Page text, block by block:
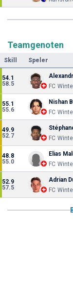
Teamgenoten
Skill Speler
54.1
58.5
FC
55.1
55.6
Nishan
FC
49.9
52.7
FC
48.8
55.0
Elias
FC
52.9
57.5
Adrian
FC